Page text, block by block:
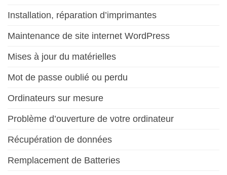
Installation, réparation d’imprimantes
Maintenance de site internet WordPress
Mises à jour du matérielles
Mot de passe oublié ou perdu
Ordinateurs sur mesure
Problème d’ouverture de votre ordinateur
Récupération de données
Remplacement de Batteries